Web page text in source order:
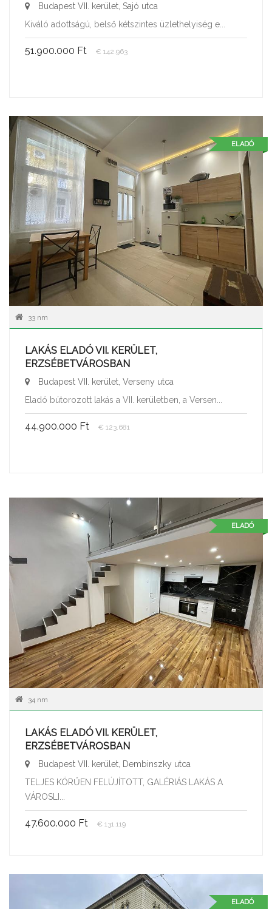
Budapest VII. kerület, Sajó utca
Kiváló adottságú, belső kétszintes üzlethelyiség e...
51.900.000 Ft € 142.963
ELADÓ
33 nm
LAKÁS ELADÓ VII. KERÜLET,
ERZSÉBETVÁROSBAN
Budapest VII. kerület, Verseny utca
Eladó bútorozott lakás a VII. kerületben, a Versen...
44.900.000 Ft € 123.681
ELADÓ
34 nm
LAKÁS ELADÓ VII. KERÜLET,
ERZSÉBETVÁROSBAN
Budapest VII. kerület, Dembinszky utca
TELJES KÖRŰEN FELÚJÍTOTT, GALÉRIÁS LAKÁS A
VÁROSLI...
47.600.000 Ft € 131.119
ELADÓ